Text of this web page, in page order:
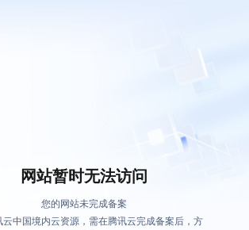
网站暂时无法访问
您的网站未完成备案
云中国境内云资源，需在腾讯云完成备案后，方